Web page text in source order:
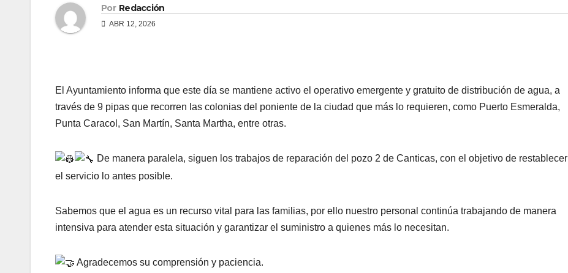
Por Redacción
ABR 12, 2026
El Ayuntamiento informa que este día se mantiene activo el operativo emergente y gratuito de distribución de agua, a
través de 9 pipas que recorren las colonias del poniente de la ciudad que más lo requieren, como Puerto Esmeralda,
Punta Caracol, San Martín, Santa Martha, entre otras.
De manera paralela, siguen los trabajos de reparación del pozo 2 de Canticas, con el objetivo de restablecer
el servicio lo antes posible.
Sabemos que el agua es un recurso vital para las familias, por ello nuestro personal continúa trabajando de manera
intensiva para atender esta situación y garantizar el suministro a quienes más lo necesitan.
Agradecemos su comprensión y paciencia.